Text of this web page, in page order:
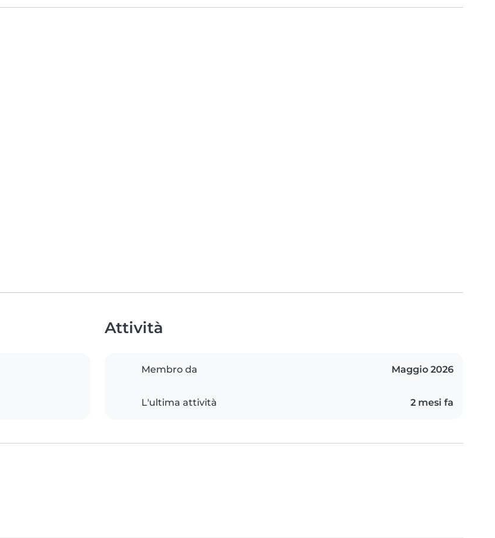
Attività
Membro da Maggio 2026
L'ultima attività 2 mesi fa